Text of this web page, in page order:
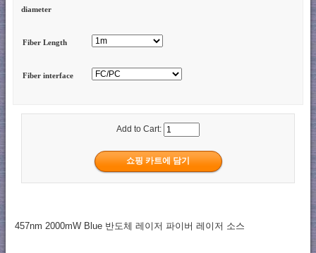
diameter
Fiber Length
Fiber interface
Add to Cart:
457nm 2000mW Blue 반도체 레이저 파이버 레이저 소스